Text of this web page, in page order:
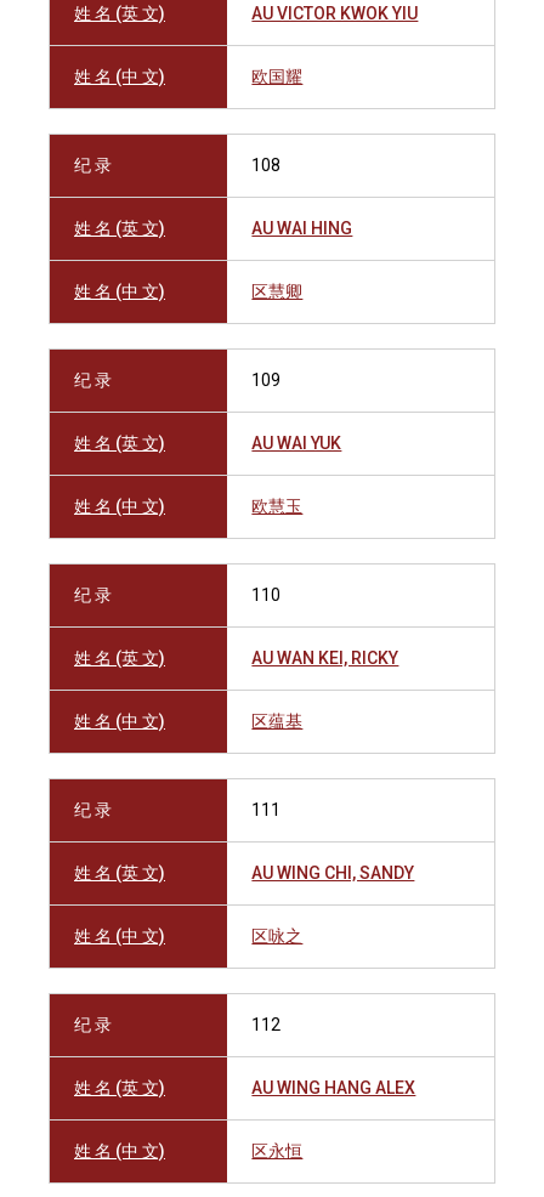
姓 名 (英 文) AU VICTOR KWOK YIU
姓 名 (中 文) 欧国耀
纪 录 108
姓 名 (英 文) AU WAI HING
姓 名 (中 文) 区慧卿
纪 录 109
姓 名 (英 文) AU WAI YUK
姓 名 (中 文) 欧慧玉
纪 录 110
姓 名 (英 文) AU WAN KEI, RICKY
姓 名 (中 文) 区蕴基
纪 录 111
姓 名 (英 文) AU WING CHI, SANDY
姓 名 (中 文) 区咏之
纪 录 112
姓 名 (英 文) AU WING HANG ALEX
姓 名 (中 文) 区永恒